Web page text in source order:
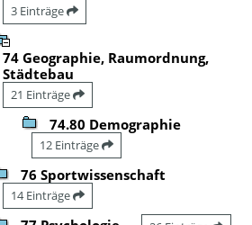
3 Einträge
74 Geographie, Raumordnung,
Städtebau
21 Einträge
74.80 Demographie
12 Einträge
76 Sportwissenschaft
14 Einträge